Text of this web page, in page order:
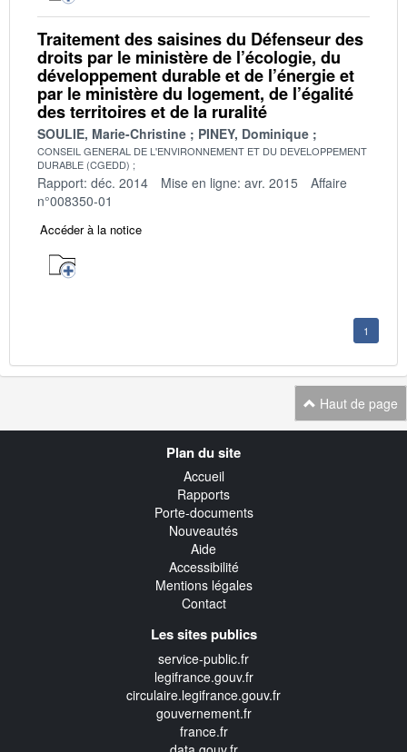
Traitement des saisines du Défenseur des
droits par le ministère de l’écologie, du
développement durable et de l’énergie et
par le ministère du logement, de l’égalité
des territoires et de la ruralité
SOULIE, Marie-Christine PINEY, Dominique
CONSEIL GENERAL DE L'ENVIRONNEMENT ET DU DEVELOPPEMENT
DURABLE (CGEDD)
Rapport: déc. 2014 Mise en ligne: avr. 2015
Affaire
n°008350-01
Accéder à la notice
1
Haut de page
Plan du site
Accueil
Rapports
Porte-documents
Nouveautés
Aide
Accessibilité
Mentions légales
Contact
Les sites publics
service-public.fr
legifrance.gouv.fr
circulaire.legifrance.gouv.fr
gouvernement.fr
france.fr